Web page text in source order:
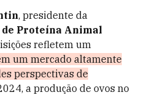
, presidente da
Proteína Animal
refletem um
um mercado altamente
perspectivas de
a produção de ovos no